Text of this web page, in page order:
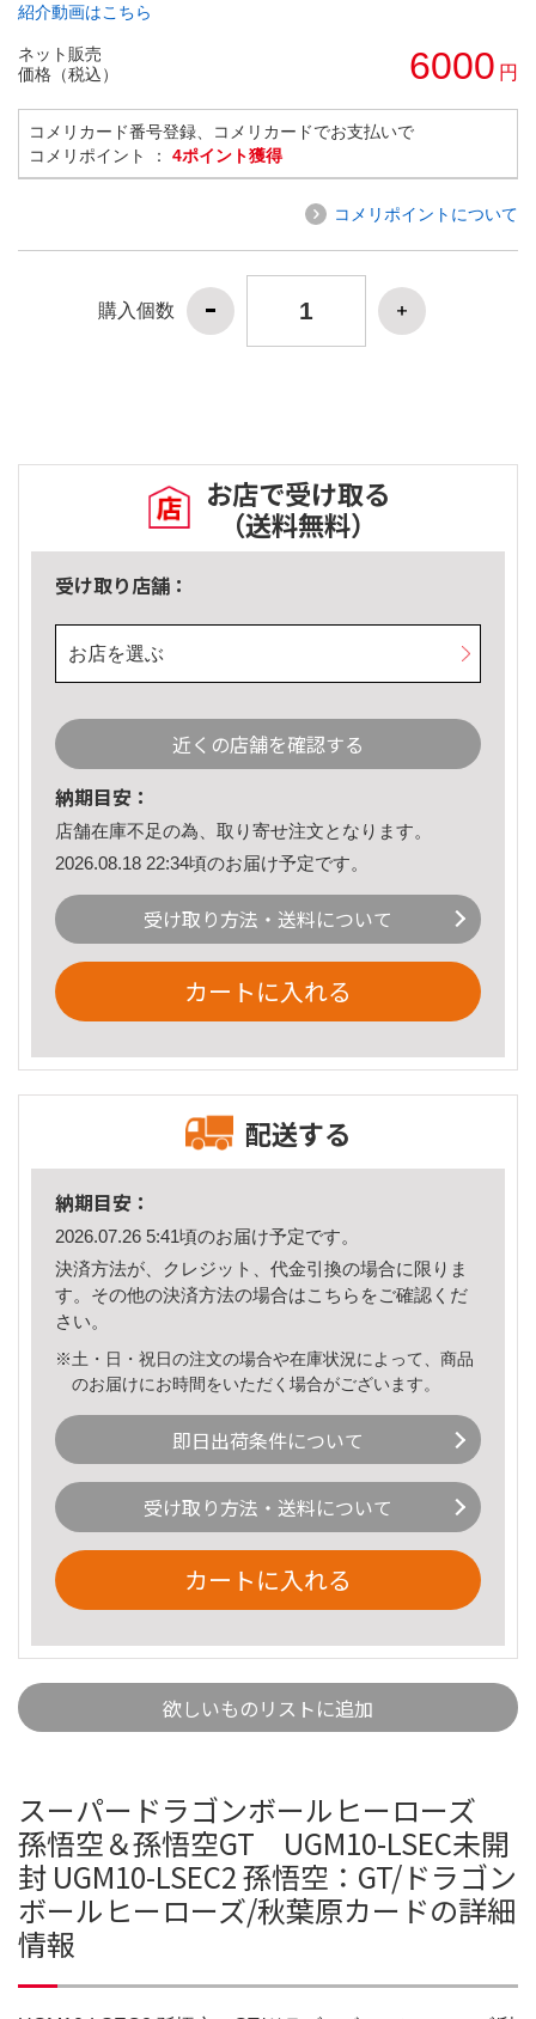
紹介動画はこちら
ネット販売
価格（税込）
6000 円
コメリカード番号登録、コメリカードでお支払いで
コメリポイント ： 4ポイント獲得
コメリポイントについて
購入個数
お店で受け取る
（送料無料）
受け取り店舗：
お店を選ぶ
近くの店舗を確認する
納期目安：
店舗在庫不足の為、取り寄せ注文となります。
2026.08.18 22:34頃のお届け予定です。
受け取り方法・送料について
カートに入れる
配送する
納期目安：
2026.07.26 5:41頃のお届け予定です。
決済方法が、クレジット、代金引換の場合に限りま
す。その他の決済方法の場合はこちら をご確認くだ
さい。
※土・日・祝日の注文の場合や在庫状況によって、商品
のお届けにお時間をいただく場合がございます。
即日出荷条件について
受け取り方法・送料について
カートに入れる
欲しいものリストに追加
スーパードラゴンボールヒーローズ
孫悟空＆孫悟空GT UGM10-LSEC未開
封 UGM10-LSEC2 孫悟空：GT/ドラゴン
ボールヒーローズ/秋葉原カードの詳細
情報